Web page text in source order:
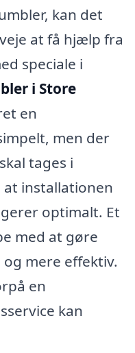
kan det
at få hjælp fra
speciale i
i Store
en
men der
tages i
installationen
optimalt. Et
med at gøre
mere effektiv.
en
kan